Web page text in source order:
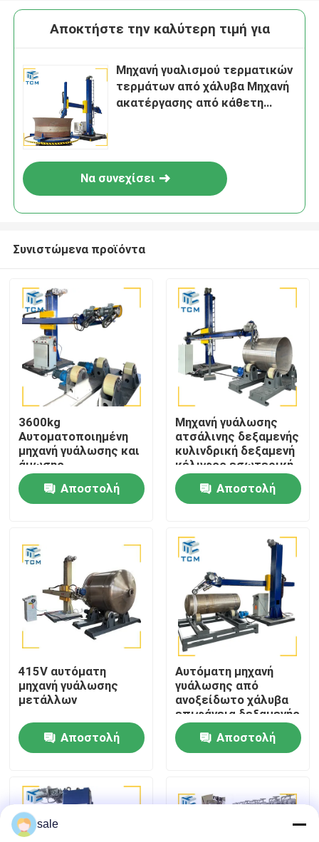
Σπίτι
Προϊόντα
Επισκέψεις στο εργοστάσιο
Έλεγχος ποιότητας
Ειδήσεις
Υποθέσεις
Ζητήστε μια προσφορά
Μηχανή γυάλωσης δεξαμενών
Αποκτήστε την καλύτερη τιμή για
Μηχανή γυαλισμού τερματικών
τερμάτων από χάλυβα Μηχανή
ακατέργασης από κάθετη
Να συνεχίσει
Συνιστώμενα προϊόντα
3600kg
Αυτοματοποιημένη
μηχανή γυάλωσης και
άμωσης
Βιομηχανικές διπλές
κεφαλές για
δεξαμενόπλοια
Αποστολή
Μηχανή γυάλωσης
ατσάλινης δεξαμενής
κυλινδρική δεξαμενή
κέλυφος εσωτερική
επιφάνεια μεταλλική
γυάλισσαΑποστολή
415V αυτόματη
μηχανή γυάλωσης
μετάλλων
Αποστολή
Αυτόματη μηχανή
γυάλωσης από
ανοξείδωτο χάλυβα
επιφάνεια δεξαμενής
400V αυτόματο
μέταλλοΑποστολή
sale